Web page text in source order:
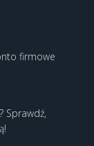
firmowe
Sprawdź,